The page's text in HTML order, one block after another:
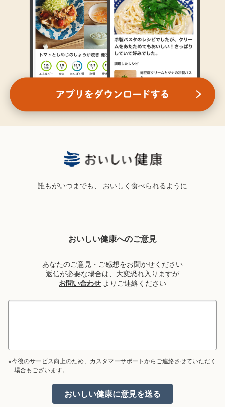
誰もがいつまでも、 おいしく食べられるように
おいしい健康へのご意見
あなたのご意見・ご感想をお聞かせください
返信が必要な場合は、大変恐れ入りますが
お問い合わせ よりご連絡ください
※今後のサービス向上のため、カスタマーサポートからご連絡させていただく
場合もございます。